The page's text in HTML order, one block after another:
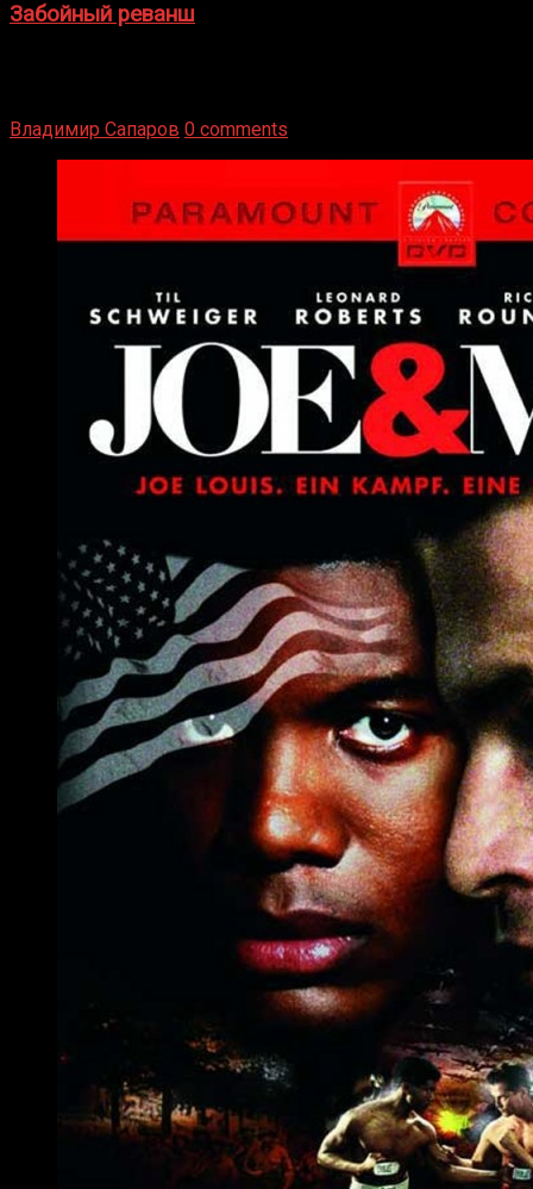
Забойный реванш
Владимир Сапаров 0 comments